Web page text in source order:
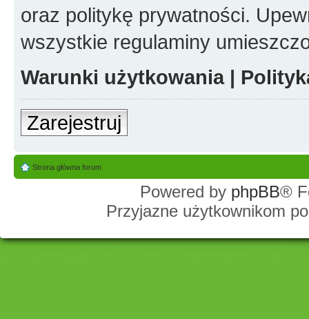
oraz politykę prywatności.
wszystkie regulaminy
Warunki użytkowania|
Zarejestruj
Strona główna forum
Powered by phpBB®
Przyjazne użytkownikom